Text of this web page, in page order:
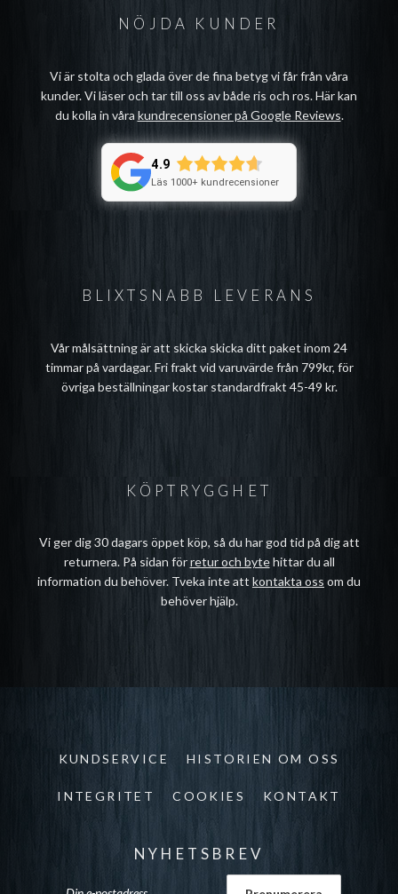
BLIXTSNABB LEVERANS
Vår målsättning är att skicka skicka ditt paket inom 24
timmar på vardagar. Fri frakt vid varuvärde från 799kr, för
övriga beställningar kostar standardfrakt 45-49 kr.
NÖJDA KUNDER
Vi är stolta och glada över de fina betyg vi får från våra
kunder. Vi läser och tar till oss av både ris och ros. Här kan
du kolla in våra kundrecensioner på Google Reviews.
4.9
Läs 1000+ kundrecensioner
KÖPTRYGGHET
Vi ger dig 30 dagars öppet köp, så du har god tid på dig att
returnera. På sidan förretur och bytehittar du all
information du behöver. Tveka inte att kontakta oss om du
behöver hjälp.
KUNDSERVICE HISTORIEN OM OSS
INTEGRITET COOKIES KONTAKT
NYHETSBREV